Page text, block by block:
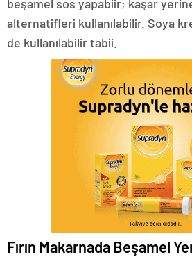
beşamel sos yapabiir; kaşar
alternatifleri kullanılabilir. Soya
de kullanılabilir tabii.
Fırın Makarnada Beşamel